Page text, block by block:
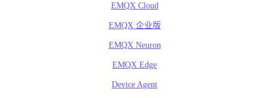
EMQX Cloud
EMQX 企业版
EMQX Neuron
EMQX Edge
Device Agent